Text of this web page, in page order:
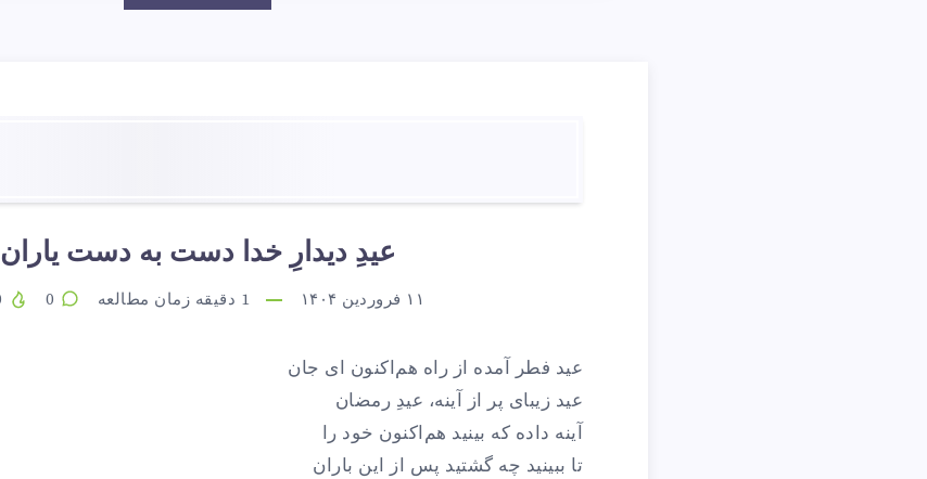
عیدِ دیدارِ خدا دست به دست یاران
۱۱ فروردین ۱۴۰۴ 1 دقیقه زمان مطالعه 0
عید فطر آمده از راه هم‌اکنون ای جان
عید زیبای پر از آینه، عیدِ رمضان
آینه داده که بینید هم‌اکنون خود را
تا ببینید چه گشتید پس از این باران